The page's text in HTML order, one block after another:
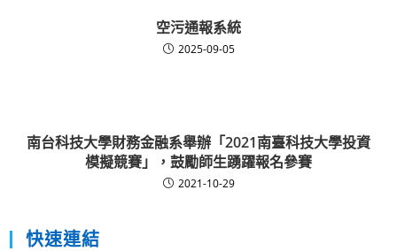
空污通報系統
2025-09-05
南台科技大學財務金融系舉辦「2021南臺科技大學投資
模擬競賽」，鼓勵師生踴躍報名參賽
2021-10-29
快速連結